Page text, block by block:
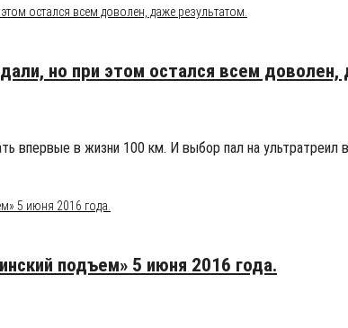
но при этом остался всем доволен,
впервые в жизни 100 км. И выбор пал на ультратреил
подъем» 5 июня 2016 года.